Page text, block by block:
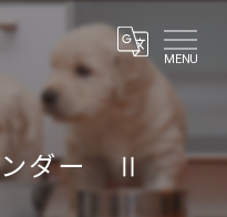
MENU
ンダー Ⅱ